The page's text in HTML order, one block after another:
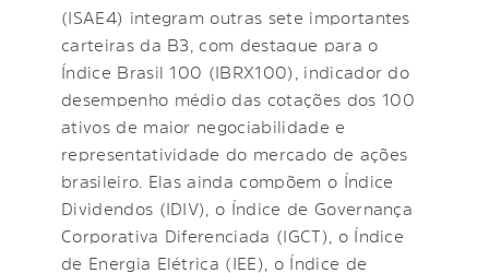
(ISAE4) integram outras sete importantes
carteiras da B3, com destaque para o
Índice Brasil 100 (IBRX100), indicador do
desempenho médio das cotações dos 100
ativos de maior negociabilidade e
representatividade do mercado de ações
brasileiro. Elas ainda compõem o Índice
Dividendos (IDIV), o Índice de Governança
Corporativa Diferenciada (IGCT), o Índice
de Energia Elétrica (IEE), o Índice de